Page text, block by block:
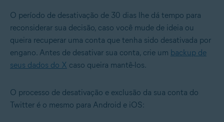
O período de desativação de 30 dias lhe dá tempo para
reconsiderar sua decisão, caso você mude de ideia ou
queira recuperar uma conta que tenha sido desativada por
engano. Antes de desativar sua conta, crie um backup de
seus dados do X caso queira mantê-los.
O processo de desativação e exclusão da sua conta do
Twitter é o mesmo para Android e iOS: